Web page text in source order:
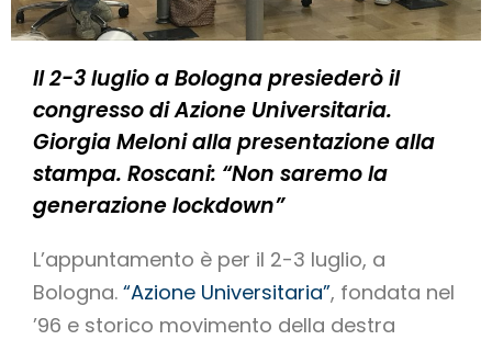
Il 2-3 luglio a Bologna presiederò il
congresso di Azione Universitaria.
Giorgia Meloni alla presentazione alla
stampa. Roscani: “Non saremo la
generazione lockdown”
L’appuntamento è per il 2-3 luglio, a
Bologna. “Azione Universitaria”, fondata nel
’96 e storico movimento della destra